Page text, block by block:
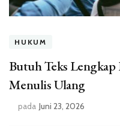
HUKUM
Butuh Teks
Menulis Ulang
pada Juni 23, 2026